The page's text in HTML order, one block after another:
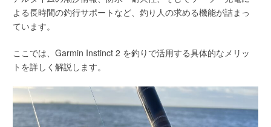
よる長時間の釣行サポートなど、釣り人の求める機能が詰まっ
ています。
ここでは、Garmin Instinct 2 を釣りで活用する具体的なメリッ
トを詳しく解説します。